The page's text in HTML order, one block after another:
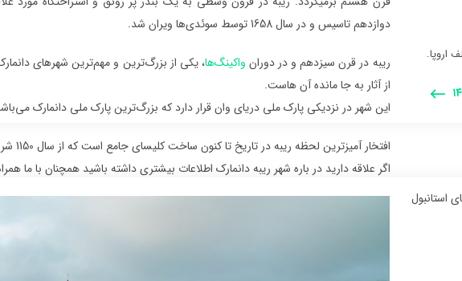
استانبول
دوازدهم تاسیس و در سال 1658 توسط سوئدی‌ها ویران شد.
ریبه در قرن سیزدهم و در دوران واکینگ‌ها، یکی از بزرگ‌ترین و مهم‌ترین شهرهای
از آثار به جا مانده آن هاست.
این شهر در نزدیکی پارک ملی دریای وان قرار دارد که بزرگ‌ترین پارک ملی دانمارک می‌باشد و در
افتخار آمیز‌ترین لحظه ریبه در تاریخ تا کنون ساخت کلیسای جامع است که از سال 1150 شروع شد و تا حدود سال 1250 ادامه داشت.
اگر علاقه دارید در باره شهر ریبه دانمارک اطلاعات بیشتری داشته باشید همچنان با ما